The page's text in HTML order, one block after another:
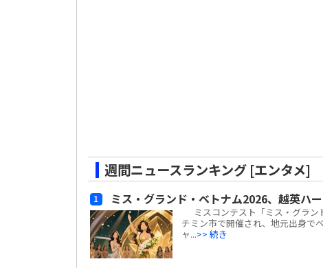
週間ニュースランキング [エンタメ]
ミス・グランド・ベトナム2026、越英ハ
ミスコンテスト「ミス・グラン
チミン市で開催され、地元出身で
ャ...>> 続き